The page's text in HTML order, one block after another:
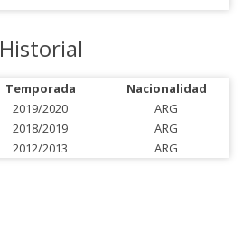
Historial
Temporada
Nacionalidad
2019/2020
ARG
2018/2019
ARG
2012/2013 ARG